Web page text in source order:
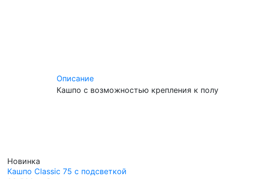
Описание
Кашпо с возможностью крепления к полу
Новинка
Кашпо Classic 75 с подсветкой